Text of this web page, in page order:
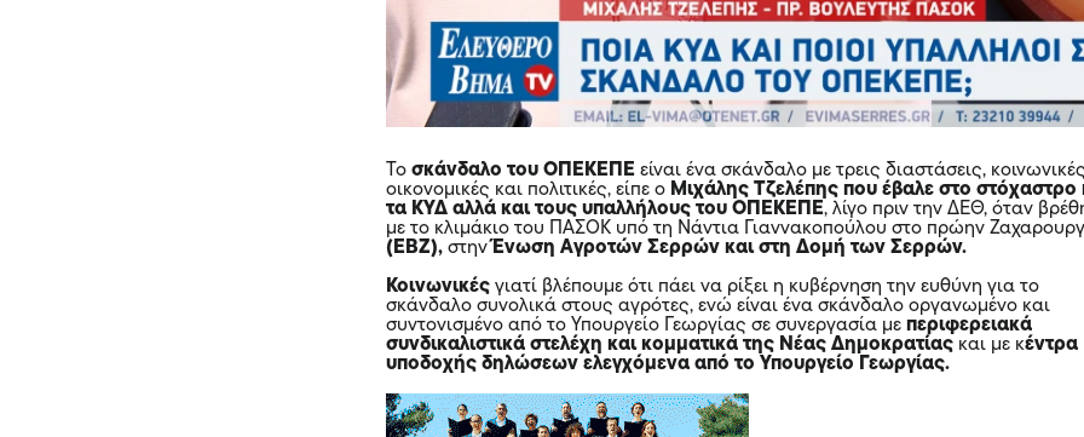
Τοσκάνδαλο του ΟΠΕΚΕΠΕ είναι ένα σκάνδαλο με τρεις διαστάσεις,
οικονομικές και πολιτικές, είπε ο Μιχάλης Τζελέπης που έβαλε στο στόχαστρο
τα ΚΥΔ αλλά και τους υπαλλήλους του ΟΠΕΚΕΠΕ, λίγο πριν την ΔΕΘ, όταν
με το κλιμάκιο του ΠΑΣΟΚ υπό τη Νάντια Γιαννακοπούλου στο πρώην
(ΕΒΖ),στηνΈνωση Αγροτών Σερρών και στη Δομή των Σερρών.
Κοινωνικέςγιατί βλέπουμε ότι πάει να ρίξει η κυβέρνηση την ευθύνη για το
σκάνδαλο συνολικά στους αγρότες, ενώ είναι ένα σκάνδαλο οργανωμένο και
συντονισμένο από το Υπουργείο Γεωργίας σε συνεργασία μεπεριφερειακά
συνδικαλιστικά στελέχη και κομματικά της Νέας Δημοκρατίας και με κέντρα
υποδοχής δηλώσεων ελεγχόμενα από το Υπουργείο Γεωργίας.